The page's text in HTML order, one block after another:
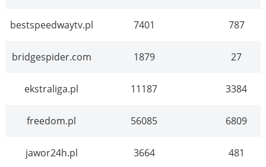
bestspeedwaytv.pl 7401 787
bridgespider.com 1879 27
ekstraliga.pl 11187 3384
freedom.pl 56085 6809
jawor24h.pl 3664 481